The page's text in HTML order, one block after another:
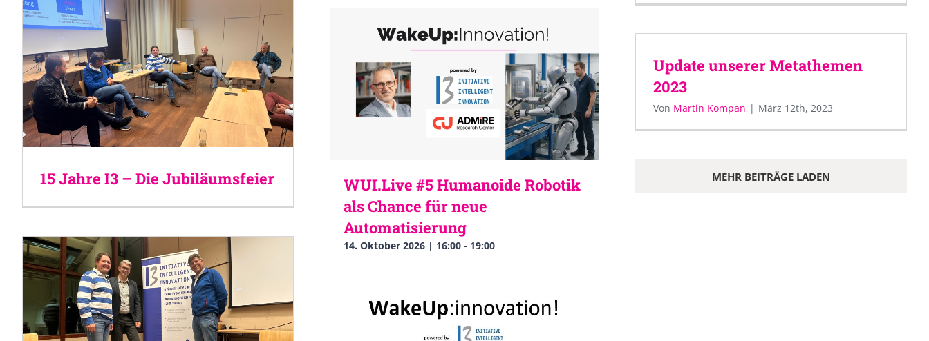
15 Jahre I3 – Die Jubiläumsfeier
WUI.Live #5 Humanoide Robotik
als Chance für neue
Automatisierung
14. Oktober 2026 | 16:00- 19:00
Update unserer Metathemen
2023
Von Martin Kompan | März 12th, 2023
MEHR BEITRÄGE LADEN